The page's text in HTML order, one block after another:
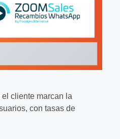
cliente marcan la
con tasas de